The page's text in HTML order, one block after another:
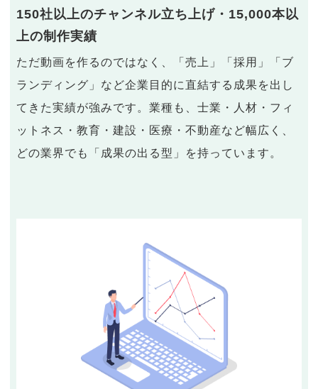
150社以上のチャンネル立ち上げ・15,000本以
上の制作実績
ただ動画を作るのではなく、「売上」「採用」「ブ
ランディング」など企業目的に直結する成果を出し
てきた実績が強みです。業種も、士業・人材・フィ
ットネス・教育・建設・医療・不動産など幅広く、
どの業界でも「成果の出る型」を持っています。